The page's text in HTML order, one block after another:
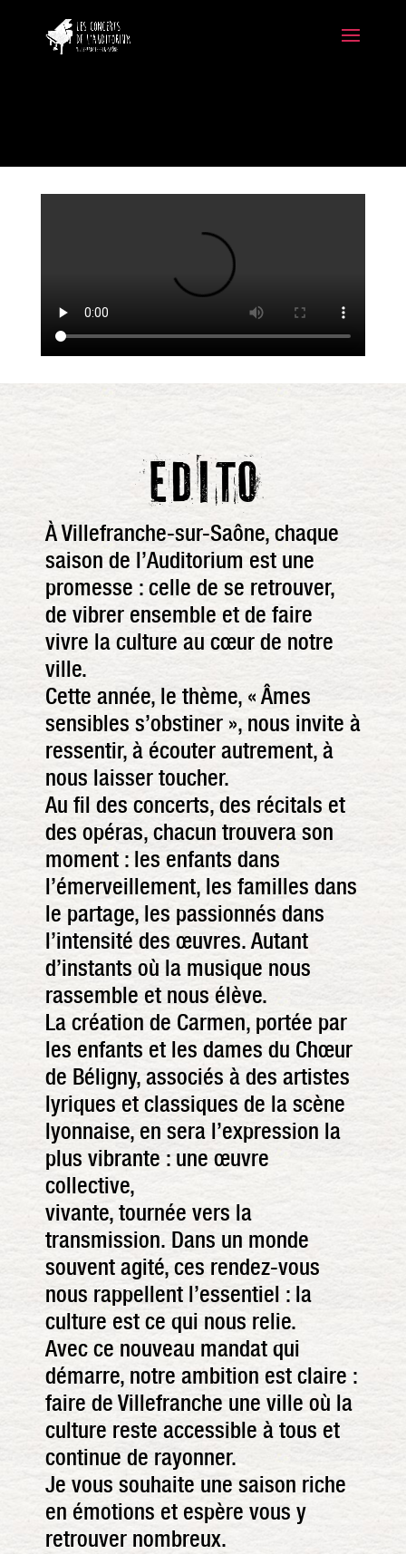
EDITO
À Villefranche-sur-Saône, chaque
saison de l’Auditorium est une
promesse : celle de se retrouver,
de vibrer ensemble et de faire
vivre la culture au cœur de notre
ville.
Cette année, le thème, « Âmes
sensibles s’obstiner », nous invite à
ressentir, à écouter autrement, à
nous laisser toucher.
Au fil des concerts, des récitals et
des opéras, chacun trouvera son
moment : les enfants dans
l’émerveillement, les familles dans
le partage, les passionnés dans
l’intensité des œuvres. Autant
d’instants où la musique nous
rassemble et nous élève.
La création de Carmen, portée par
les enfants et les dames du Chœur
de Béligny, associés à des artistes
lyriques et classiques de la scène
lyonnaise, en sera l’expression la
plus vibrante : une œuvre
collective,
vivante, tournée vers la
transmission. Dans un monde
souvent agité, ces rendez-vous
nous rappellent l’essentiel : la
culture est ce qui nous relie.
Avec ce nouveau mandat qui
démarre, notre ambition est claire :
faire de Villefranche une ville où la
culture reste accessible à tous et
continue de rayonner.
Je vous souhaite une saison riche
en émotions et espère vous y
retrouver nombreux.